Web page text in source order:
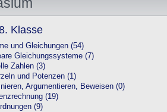
Klasse
und Gleichungen (54)
Gleichungssysteme (7)
Zahlen (3)
und Potenzen (1)
Argumentieren, Beweisen (0)
(19)
(9)